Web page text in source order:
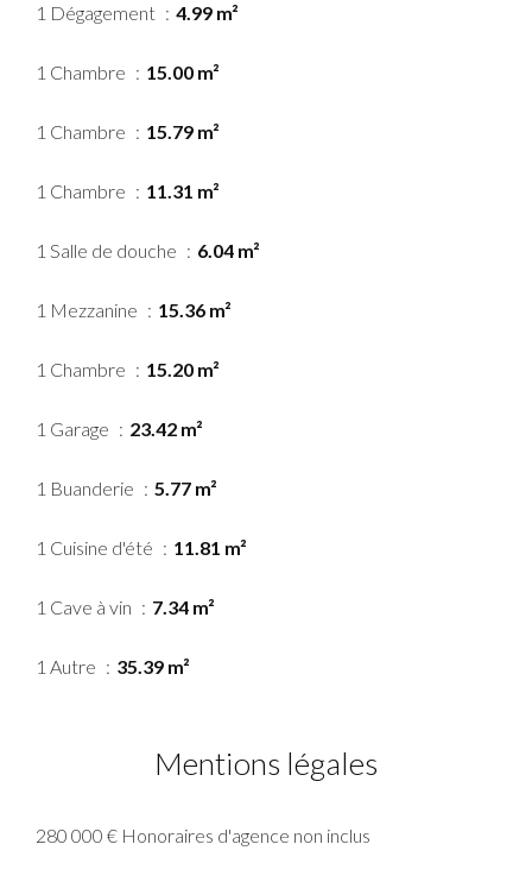
1 Dégagement 4.99 m²
1 Chambre 15.00 m²
1 Chambre 15.79 m²
1 Chambre 11.31 m²
1 Salle de douche 6.04 m²
1 Mezzanine 15.36 m²
1 Chambre 15.20 m²
1 Garage 23.42 m²
1 Buanderie 5.77 m²
1 Cuisine d'été 11.81 m²
1 Cave à vin 7.34 m²
1 Autre 35.39 m²
Mentions légales
280 000 € Honoraires d'agence non inclus